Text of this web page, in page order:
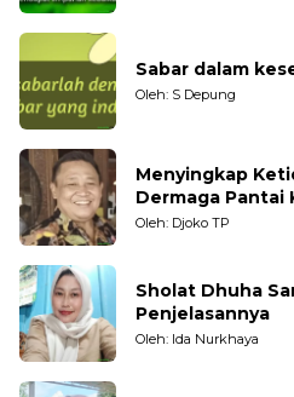
Sabar dalam
Oleh: S Depung
Menyingkap
Dermaga Pantai
Nelayan
Oleh: Djoko TP
Sholat Dhuha
Penjelasannya
Oleh: Ida Nurkhaya